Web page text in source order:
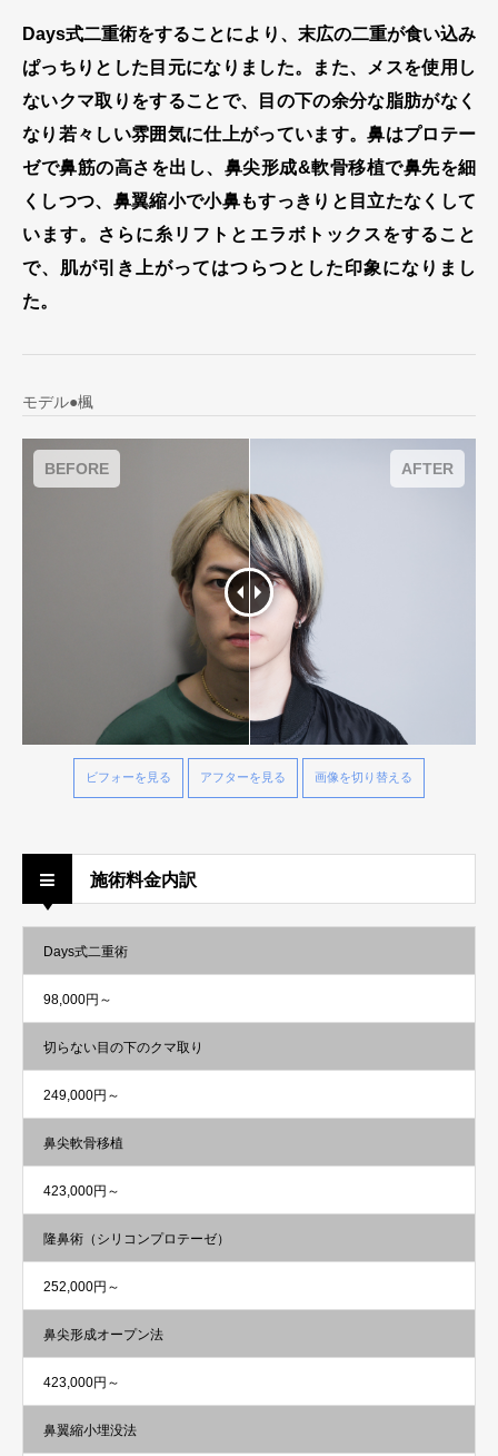
Days式二重術をすることにより、末広の二重が食い込み
ぱっちりとした目元になりました。また、メスを使用し
ないクマ取りをすることで、目の下の余分な脂肪がなく
なり若々しい雰囲気に仕上がっています。鼻はプロテー
ゼで鼻筋の高さを出し、鼻尖形成&軟骨移植で鼻先を細
くしつつ、鼻翼縮小で小鼻もすっきりと目立たなくして
います。さらに糸リフトとエラボトックスをすること
で、肌が引き上がってはつらつとした印象になりまし
た。
モデル●楓
BEFORE AFTER
ビフォーを見る アフターを見る 画像を切り替える
施術料金内訳
Days式二重術
98,000円～
切らない目の下のクマ取り
249,000円～
鼻尖軟骨移植
423,000円～
隆鼻術（シリコンプロテーゼ）
252,000円～
鼻尖形成オープン法
423,000円～
鼻翼縮小埋没法